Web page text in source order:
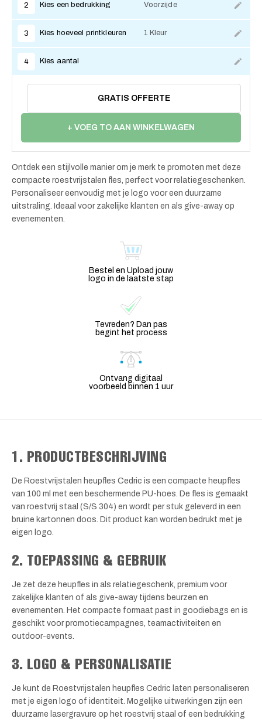
2 Kies een bedrukking Voorzijde
3 Kies hoeveel printkleuren 1 Kleur
4 Kies aantal
GRATIS OFFERTE
+ VOEG TO AAN WINKELWAGEN
Ontdek een stijlvolle manier om je merk te promoten met deze
compacte roestvrijstalen fles, perfect voor relatiegeschenken.
Personaliseer eenvoudig met je logo voor een duurzame
uitstraling. Ideaal voor zakelijke klanten en als give-away op
evenementen.
Bestel en Upload jouw
logo in de laatste stap
Tevreden? Dan pas
begint het process
Ontvang digitaal
voorbeeld binnen 1 uur
1. PRODUCTBESCHRIJVING
De Roestvrijstalen heupfles Cedric is een compacte heupfles
van 100 ml met een beschermende PU-hoes. De fles is gemaakt
van roestvrij staal (S/S 304) en wordt per stuk geleverd in een
bruine kartonnen doos. Dit product kan worden bedrukt met je
eigen logo.
2. TOEPASSING & GEBRUIK
Je zet deze heupfles in als relatiegeschenk, premium voor
zakelijke klanten of als give-away tijdens beurzen en
evenementen. Het compacte formaat past in goodiebags en is
geschikt voor promotiecampagnes, teamactiviteiten en
outdoor-events.
3. LOGO & PERSONALISATIE
Je kunt de Roestvrijstalen heupfles Cedric laten personaliseren
met je eigen logo of identiteit. Mogelijke uitwerkingen zijn een
duurzame lasergravure op het roestvrij staal of een bedrukking